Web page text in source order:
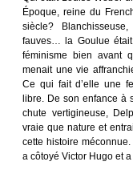
Époque, reine du
siècle?
fauves… la Goulue
féminisme bien avant
menait une vie
Ce qui fait d’elle une
libre. De son enfance à
chute vertigineuse,
vraie que nature et
cette histoire
a côtoyé Victor Hugo et